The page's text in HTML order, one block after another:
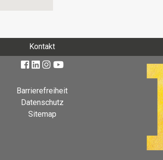
Kontakt
Barrierefreiheit
Datenschutz
Sitemap